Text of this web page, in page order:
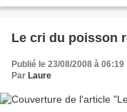
Le cri du poisson
Publié le 23/08/2008 à 06:19
Par Laure